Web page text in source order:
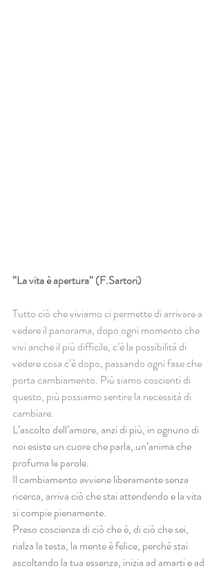
“La vita è apertura” (F.Sartori)
Tutto ciò che viviamo ci permette di arrivare a
vedere il panorama, dopo ogni momento che
vivi anche il più difficile, c’è la possibilità di
vedere cosa c’è dopo, passando ogni fase che
porta cambiamento. Più siamo coscienti di
questo, più possiamo sentire la necessità di
cambiare.
L’ascolto dell’amore, anzi di più, in ognuno di
noi esiste un cuore che parla, un’anima che
profuma le parole.
Il cambiamento avviene liberamente senza
ricerca, arriva ciò che stai attendendo e la vita
si compie pienamente.
Preso coscienza di ciò che è, di ciò che sei,
rialza la testa, la mente è felice, perchè stai
ascoltando la tua essenza, inizia ad amarti e ad